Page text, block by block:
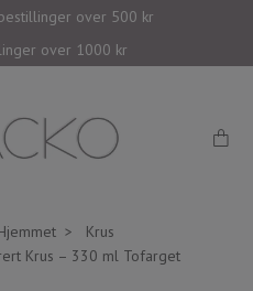
over 500 kr
over 1000 kr
Krus
Krus – 330 ml Tofarget